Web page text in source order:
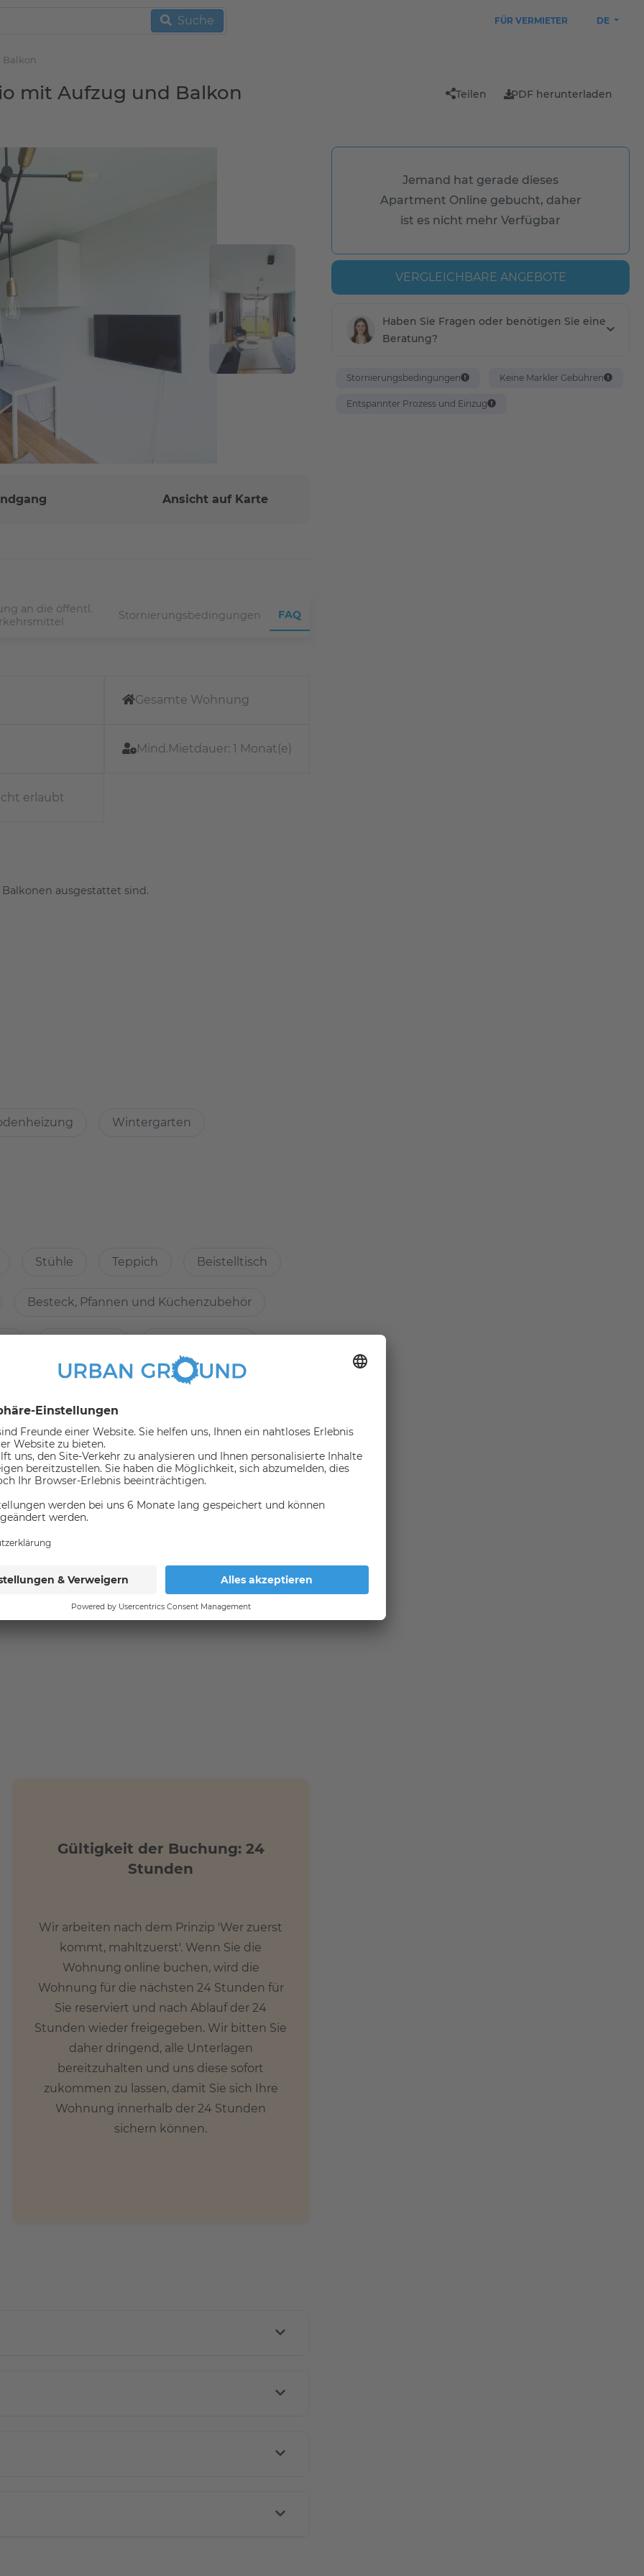
Suche FÜR VERMIETER DE
Balkon
mit Aufzug und Balkon Teilen PDF herunterladen
Ansicht auf Karte
an die öffentl.
Stornierungsbedingungen FAQ
Gesamte Wohnung
Mind.Mietdauer: 1 Monat(e)
erlaubt
ausgestattet sind.
Nähe
Wintergarten
Stühle Teppich Beistelltisch
Besteck, Pfannen und Küchenzubehör
(in 1000 meter umkreis)
Gültigkeit der Buchung: 24
Stunden
Wir arbeiten nach dem Prinzip 'Wer zuerst
kommt, mahltzuerst'. Wenn Sie die
Wohnung online buchen, wird die
Wohnung für die nächsten 24 Stunden für
Sie reserviert und nach Ablauf der 24
Stunden wieder freigegeben. Wir bitten Sie
daher dringend, alle Unterlagen
bereitzuhalten und uns diese sofort
zukommen zu lassen, damit Sie sich Ihre
Wohnung innerhalb der 24 Stunden
sichern können.
Jemand hat gerade dieses
Apartment Online gebucht, daher
ist es nicht mehr Verfügbar
VERGLEICHBARE ANGEBOTE
Haben Sie Fragen oder benötigen Sie eine
Beratung?
Stornierungsbedingungen Keine Markler Gebühren
Entspannter Prozess und Einzug